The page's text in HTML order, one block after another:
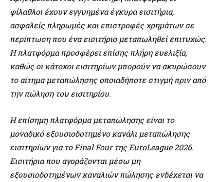
φίλαθλοι έχουν εγγυημένα έγκυρα εισιτήρια,
ασφαλείς πληρωμές και επιστροφές χρημάτων σε
περίπτωση που ένα εισιτήριο μεταπωληθεί επιτυχώς.
Η πλατφόρμα προσφέρει επίσης πλήρη ευελιξία,
καθώς οι κάτοχοι εισιτηρίων μπορούν να ακυρώσουν
το αίτημα μεταπώλησης οποιαδήποτε στιγμή πριν από
την πώληση του εισιτηρίου.
Η επίσημη πλατφόρμα μεταπώλησης είναι το
μοναδικό εξουσιοδοτημένο κανάλι μεταπώλησης
εισιτηρίων για το Final Four της EuroLeague 2026.
Εισιτήρια που αγοράζονται μέσω μη
εξουσιοδοτημένων καναλιών πώλησης ενδέχεται να